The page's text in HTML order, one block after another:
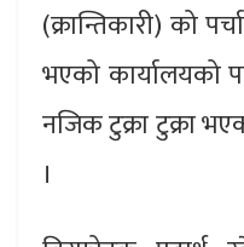
(क्रान्तिकारी) को
भएको कार्यालयको
नजिक टुक्रा टुक्रा
।